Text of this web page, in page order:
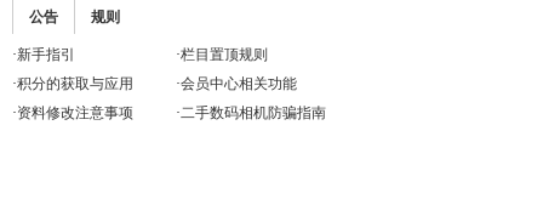
公告 规则
·新手指引 ·栏目置顶规则
·积分的获取与应用 ·会员中心相关功能
·资料修改注意事项 ·二手数码相机防骗指南